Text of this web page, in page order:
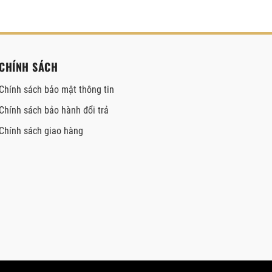
SÁCH
Chính sách bảo mật thông tin
Chính sách bảo hành đổi trả
Chính sách giao hàng